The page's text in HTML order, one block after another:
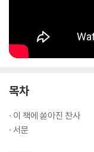
목차
· 이 책에 쏟아진 찬사
· 서문